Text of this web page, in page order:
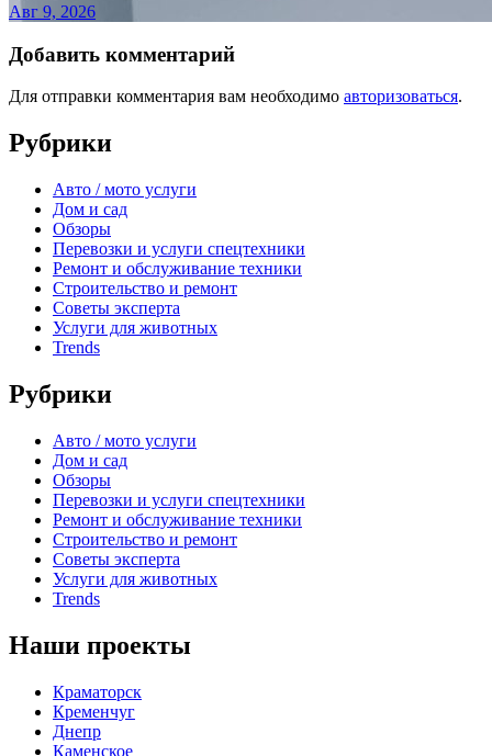
Авг 9, 2026
Добавить комментарий
Для отправки комментария вам необходимо авторизоваться.
Рубрики
Авто / мото услуги
Дом и сад
Обзоры
Перевозки и услуги спецтехники
Ремонт и обслуживание техники
Строительство и ремонт
Советы эксперта
Услуги для животных
Trends
Рубрики
Авто / мото услуги
Дом и сад
Обзоры
Перевозки и услуги спецтехники
Ремонт и обслуживание техники
Строительство и ремонт
Советы эксперта
Услуги для животных
Trends
Наши проекты
Краматорск
Кременчуг
Днепр
Каменское